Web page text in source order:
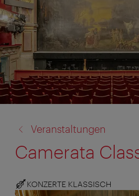
zu:
Veranstaltungen
Camerata
KONZERTE KLASSISCH